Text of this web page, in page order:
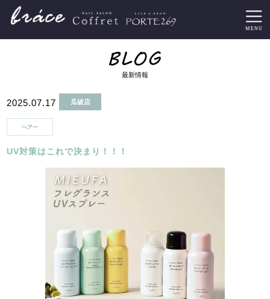
最新情報
2025.07.17 瓜破店
ヘアー
UV対策はこれで決まり！！！